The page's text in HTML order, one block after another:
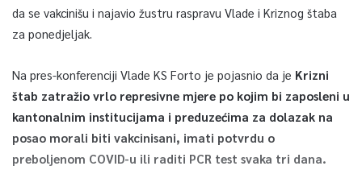
da se vakcinišu i najavio žustru raspravu Vlade i Kriznog štaba
za ponedjeljak.
Na pres-konferenciji Vlade KS Forto je pojasnio da je Krizni
štab zatražio vrlo represivne mjere po kojim bi zaposleni u
kantonalnim institucijama i preduzećima za dolazak na
posao morali biti vakcinisani, imati potvrdu o
preboljenom COVID-u ili raditi PCR test svaka tri dana.